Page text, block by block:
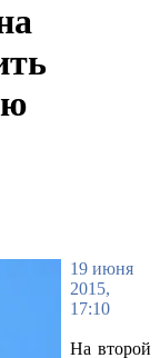
19 июня
2015,
17:10
На второй